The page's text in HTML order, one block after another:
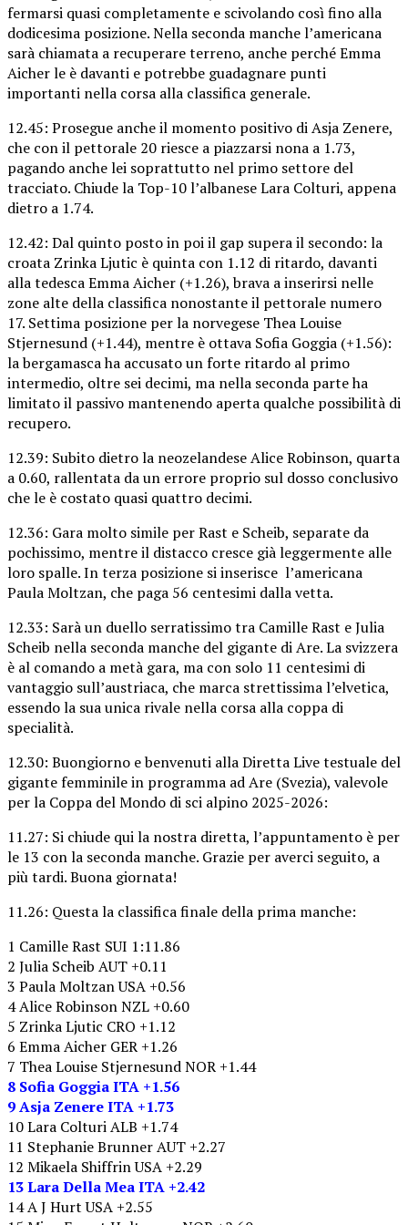
fermarsi quasi completamente e scivolando così fino alla
dodicesima posizione. Nella seconda manche l’americana
sarà chiamata a recuperare terreno, anche perché Emma
Aicher le è davanti e potrebbe guadagnare punti
importanti nella corsa alla classifica generale.
12.45: Prosegue anche il momento positivo di Asja Zenere,
che con il pettorale 20 riesce a piazzarsi nona a 1.73,
pagando anche lei soprattutto nel primo settore del
tracciato. Chiude la Top-10 l’albanese Lara Colturi, appena
dietro a 1.74.
12.42: Dal quinto posto in poi il gap supera il secondo: la
croata Zrinka Ljutic è quinta con 1.12 di ritardo, davanti
alla tedesca Emma Aicher (+1.26), brava a inserirsi nelle
zone alte della classifica nonostante il pettorale numero
17. Settima posizione per la norvegese Thea Louise
Stjernesund (+1.44), mentre è ottava Sofia Goggia (+1.56):
la bergamasca ha accusato un forte ritardo al primo
intermedio, oltre sei decimi, ma nella seconda parte ha
limitato il passivo mantenendo aperta qualche possibilità di
recupero.
12.39: Subito dietro la neozelandese Alice Robinson, quarta
a 0.60, rallentata da un errore proprio sul dosso conclusivo
che le è costato quasi quattro decimi.
12.36: Gara molto simile per Rast e Scheib, separate da
pochissimo, mentre il distacco cresce già leggermente alle
loro spalle. In terza posizione si inserisce l’americana
Paula Moltzan, che paga 56 centesimi dalla vetta.
12.33: Sarà un duello serratissimo tra Camille Rast e Julia
Scheib nella seconda manche del gigante di Are. La svizzera
è al comando a metà gara, ma con solo 11 centesimi di
vantaggio sull’austriaca, che marca strettissima l’elvetica,
essendo la sua unica rivale nella corsa alla coppa di
specialità.
12.30: Buongiorno e benvenuti alla Diretta Live testuale del
gigante femminile in programma ad Are (Svezia), valevole
per la Coppa del Mondo di sci alpino 2025-2026:
11.27: Si chiude qui la nostra diretta, l’appuntamento è per
le 13 con la seconda manche. Grazie per averci seguito, a
più tardi. Buona giornata!
11.26: Questa la classifica finale della prima manche:
1 Camille Rast SUI 1:11.86
2 Julia Scheib AUT +0.11
3 Paula Moltzan USA +0.56
4 Alice Robinson NZL +0.60
5 Zrinka Ljutic CRO +1.12
6 Emma Aicher GER +1.26
7 Thea Louise Stjernesund NOR +1.44
8 Sofia Goggia ITA +1.56
9 Asja Zenere ITA +1.73
10 Lara Colturi ALB +1.74
11 Stephanie Brunner AUT +2.27
12 Mikaela Shiffrin USA +2.29
13 Lara Della Mea ITA +2.42
14 A J Hurt USA +2.55